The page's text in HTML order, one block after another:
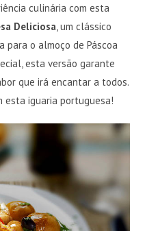
culinária com esta
Deliciosa , um clássico
para o almoço de Páscoa
esta versão garante
que irá encantar a todos.
esta iguaria portuguesa!